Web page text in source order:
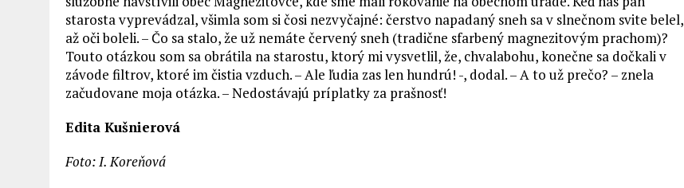
starosta vyprevádzal, všimla som si čosi nezvyčajné: čerstvo napadaný sneh sa v slnečnom svite belel,
až oči boleli. – Čo sa stalo, že už nemáte červený sneh (tradične sfarbený magnezitovým prachom)?
Touto otázkou som sa obrátila na starostu, ktorý mi vysvetlil, že, chvalabohu, konečne sa dočkali v
závode filtrov, ktoré im čistia vzduch. – Ale ľudia zas len hundrú! -, dodal. – A to už prečo? – znela
začudovane moja otázka. – Nedostávajú príplatky za prašnosť!
Edita Kušnierová
Foto: I. Koreňová